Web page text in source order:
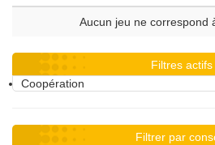
Aucun jeu ne correspond
Filtres actifs
Coopération
Filtrer par